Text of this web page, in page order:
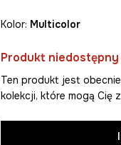
Kolor: multicolor
Produkt niedostępny
Ten produkt jest
kolekcji, które mogą Cię